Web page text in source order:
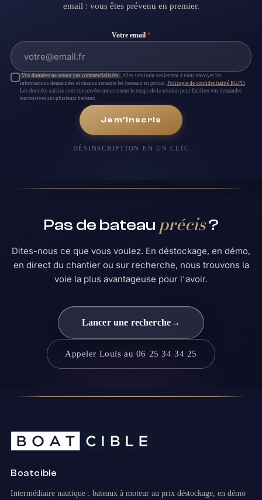
email : vous êtes prévenu en premier.
Votre email *
Vos données ne seront pas commercialisées
, elles serviront seulement à vous envoyer les
informations demandées et chaque semaine les bateaux en promo. Politique de confidentialité RGPD
Les données saisies sont conservées uniquement le temps de la session pour faciliter vos demandes
successives sur plusieurs bateaux.
Je m'inscris
DÉSINSCRIPTION EN UN CLIC
Pas de bateau précis?
Dites-nous ce que vous voulez. En déstockage, en démo,
en direct du chantier ou sur recherche, nous trouvons la
voie la plus avantageuse pour l'avoir.
Lancer une recherche→
Appeler Louis au 06 25 34 34 25
Boatcible
Intermédiaire nautique : bateaux à moteur au prix déstockage, en démo